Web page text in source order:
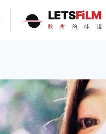
LETSFiLM
胶 片 的 味 道